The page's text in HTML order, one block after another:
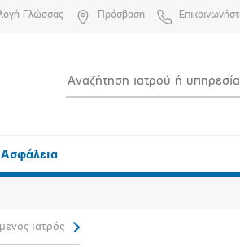
Γλώσσας Πρόσβαση
ιατρός